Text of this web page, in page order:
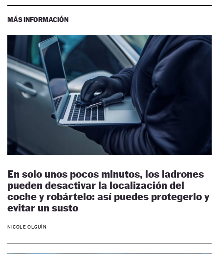
MÁS INFORMACIÓN
En solo unos pocos minutos, los ladrones
pueden desactivar la localización del
coche y robártelo: así puedes protegerlo y
evitar un susto
NICOLE OLGUÍN